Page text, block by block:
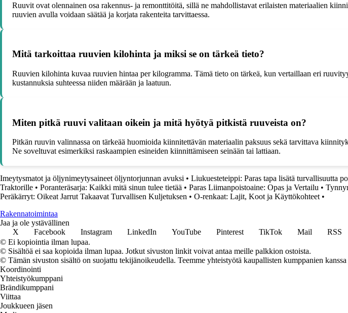
Ruuvit ovat olennainen osa rakennus- ja remonttitöitä, sillä ne mahdollistavat erilaisten materiaalien
ruuvien avulla voidaan säätää ja korjata rakenteita tarvittaessa.
Mitä tarkoittaa ruuvien kilohinta ja miksi se on tärkeä tieto?
Ruuvien kilohinta kuvaa ruuvien hintaa per kilogramma. Tämä tieto on tärkeä, kun vertaillaan eri
kustannuksia suhteessa niiden määrään ja laatuun.
Miten pitkä ruuvi valitaan oikein ja mitä hyötyä pitkistä ruuveista on?
Pitkän ruuvin valinnassa on tärkeää huomioida kiinnitettävän materiaalin paksuus sekä tarvittava
Ne soveltuvat esimerkiksi raskaampien esineiden kiinnittämiseen seinään tai lattiaan.
Imeytysmatot ja öljynimeytysaineet öljyntorjunnan avuksi • Liukuesteteippi: Paras tapa lisätä turvallisuutta
Traktorille • Poranteräsarja: Kaikki mitä sinun tulee tietää • Paras Liimanpoistoaine: Opas ja Vertailu •
Peräkärryt: Oikeat Jarrut Takaavat Turvallisen Kuljetuksen • O-renkaat: Lajit, Koot ja Käyttökohteet•
Rakennatoimintaa
Jaa ja ole ystävällinen
X
Facebook Instagram LinkedIn YouTube Pinterest TikTok Mail
RSS
© Ei kopiointia ilman lupaa.
© Sisältöä ei saa kopioida ilman lupaa. Jotkut sivuston linkit voivat antaa meille palkkion ostoista.
© Tämän sivuston sisältö on suojattu tekijänoikeudella. Teemme yhteistyötä kaupallisten kumppanien
Koordinointi
Yhteistyökumppani
Brändikumppani
Viittaa
Joukkueen jäsen